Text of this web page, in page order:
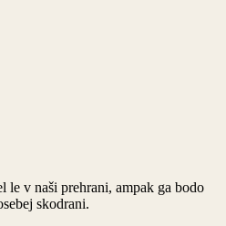
le v naši prehrani, ampak ga bodo
skodrani.